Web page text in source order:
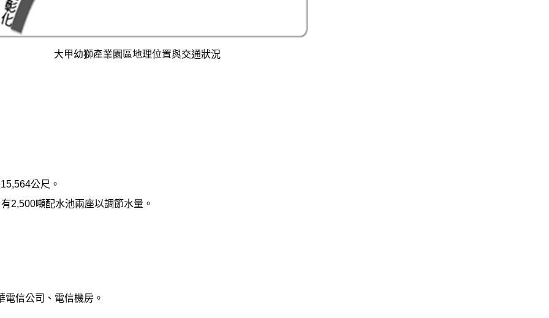
大甲幼獅產業園區地理位置與交通狀況
公尺。
2,500噸配水池兩座以調節水量。
信公司、電信機房。